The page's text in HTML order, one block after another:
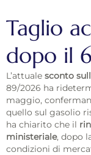
Taglio
dopo il
L’attuale sconto
89/2026 ha
maggio,
quello sul gasolio
ha chiarito che il
ministeriale, dopo
condizioni di